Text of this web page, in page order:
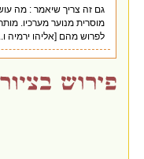
גם זה צריך שיאמר : מה
מוסרית מנוער מערכיו.
לפרוש מהם [אליהו ירמיה ו..